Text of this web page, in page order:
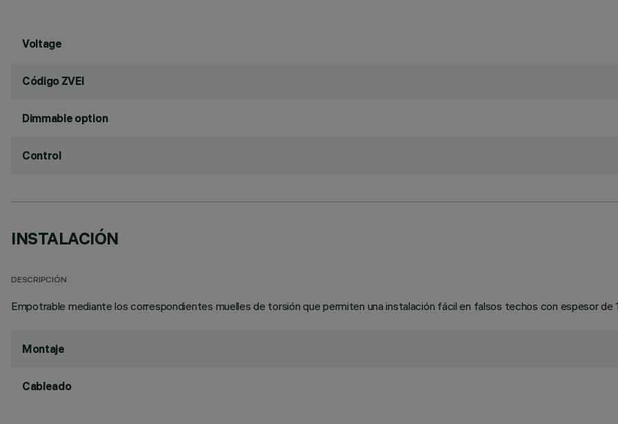
Voltage
Código ZVEI
Dimmable option
Control
INSTALACIÓN
DESCRIPCIÓN
Empotrable mediante los correspondientes muelles de torsión que permiten una instalación fácil en falsos techos con espesor de
Montaje
Cableado